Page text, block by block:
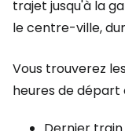
trajet jusqu'à la
le centre-ville,
Vous trouverez
heures de départ